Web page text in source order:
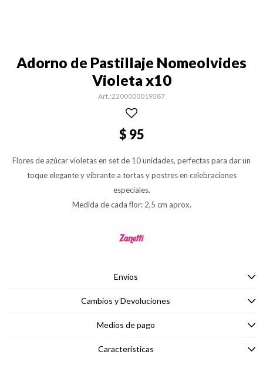
Adorno de Pastillaje Nomeolvides
Violeta x10
2200000019387
$ 95
Flores de azúcar violetas en set de 10 unidades, perfectas para dar un
toque elegante y vibrante a tortas y postres en celebraciones
especiales.
Medida de cada flor: 2,5 cm aprox.
Envíos
Cambios y Devoluciones
Medios de pago
Características